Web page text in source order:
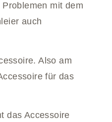
mit dem
auch
Also am
für das
das Accessoire